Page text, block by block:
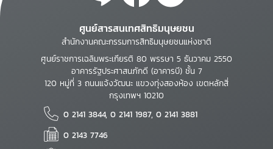
ศูนย์สารสนเทศสิทธิมนุษยชน
สำนักงานคณะกรรมการสิทธิมนุษยชนแห่งชาติ
ศูนย์ราชการเฉลิมพระเกียรติ 80 พรรษา 5 ธันวาคม 2550
อาคารรัฐประศาสนภักดี (อาคารบี) ชั้น 7
120 หมู่ที่ 3 ถนนแจ้งวัฒนะ แขวงทุ่งสองห้อง เขตหลักสี่
กรุงเทพฯ 10210
0 2141 3844, 0 2141 1987, 0 2141 3881
0 2143 7746